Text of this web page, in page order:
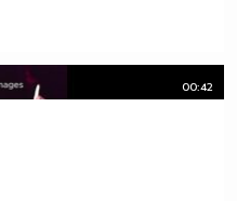
00:42